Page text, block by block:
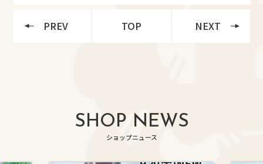
PREV TOP NEXT
SHOP NEWS
ショップニュース